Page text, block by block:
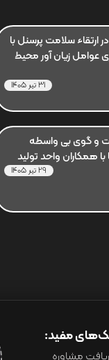
ارتقاء سلامت پرسنل با
عوامل زیان آور محیط
31 تیر 1405
و گوی بی واسطه
با همکاران واحد تولید
29 تیر 1405
مفید:
مشاوره